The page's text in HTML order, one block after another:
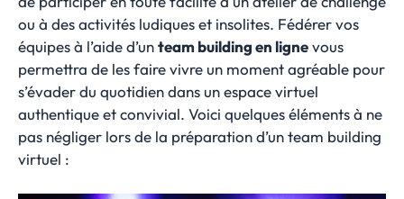
ou à des activités ludiques et insolites. Fédérer vos
équipes à l’aide d’unteam building en lignevous
permettra de les faire vivre un moment agréable pour
s’évader du quotidien dans un espace virtuel
authentique et convivial. Voici quelques éléments à ne
pas négliger lors de la préparation d’un team building
virtuel :